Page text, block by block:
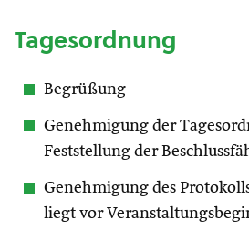
Tagesordnung
Begrüßung
Genehmigung der
Feststellung der
Genehmigung des
liegt vor